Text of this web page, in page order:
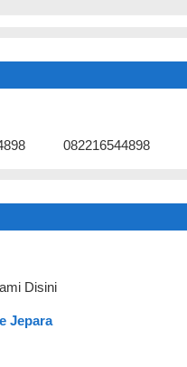
082216544898
Disini
Jepara